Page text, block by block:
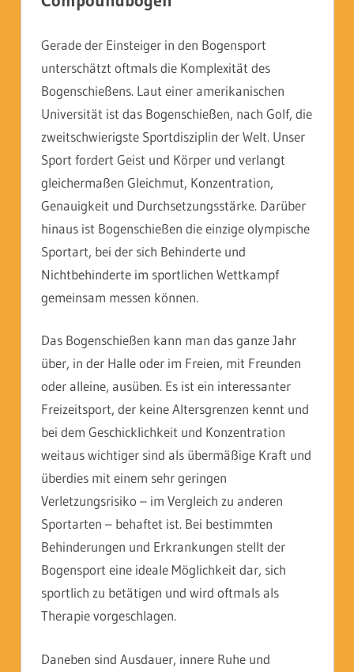
Gerade der Einsteiger in den Bogensport
unterschätzt oftmals die Komplexität des
Bogenschießens. Laut einer amerikanischen
Universität ist das Bogenschießen, nach Golf, die
zweitschwierigste Sportdisziplin der Welt. Unser
Sport fordert Geist und Körper und verlangt
gleichermaßen Gleichmut, Konzentration,
Genauigkeit und Durchsetzungsstärke. Darüber
hinaus ist Bogenschießen die einzige olympische
Sportart, bei der sich Behinderte und
Nichtbehinderte im sportlichen Wettkampf
gemeinsam messen können.
Das Bogenschießen kann man das ganze Jahr
über, in der Halle oder im Freien, mit Freunden
oder alleine, ausüben. Es ist ein interessanter
Freizeitsport, der keine Altersgrenzen kennt und
bei dem Geschicklichkeit und Konzentration
weitaus wichtiger sind als übermäßige Kraft und
überdies mit einem sehr geringen
Verletzungsrisiko – im Vergleich zu anderen
Sportarten – behaftet ist. Bei bestimmten
Behinderungen und Erkrankungen stellt der
Bogensport eine ideale Möglichkeit dar, sich
sportlich zu betätigen und wird oftmals als
Therapie vorgeschlagen.
Daneben sind Ausdauer, innere Ruhe und